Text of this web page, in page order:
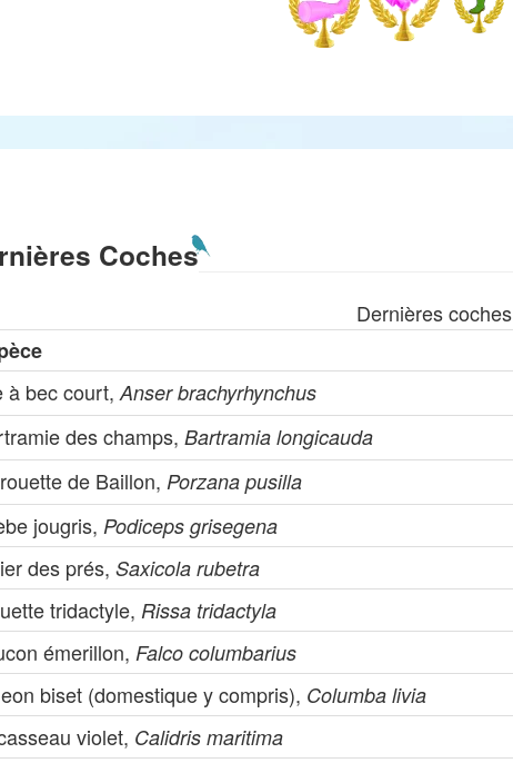
Coches
Dernières coches
à bec court,Anser brachyrhynchus
des champs,Bartramia longicauda
de Baillon, Porzana pusilla
jougris, Podiceps grisegena
des prés,Saxicola rubetra
tridactyle, Rissa tridactyla
émerillon, Falco columbarius
biset (domestique y compris), Columba livia
violet, Calidris maritima